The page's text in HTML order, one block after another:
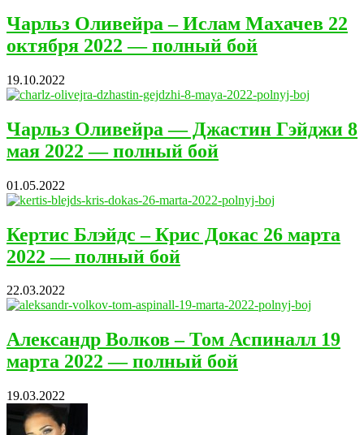
Чарльз Оливейра – Ислам Махачев 22
октября 2022 — полный бой
19.10.2022
Чарльз Оливейра — Джастин Гэйджи 8
мая 2022 — полный бой
01.05.2022
Кертис Блэйдс – Крис Докас 26 марта
2022 — полный бой
22.03.2022
Александр Волков – Том Аспиналл 19
марта 2022 — полный бой
19.03.2022